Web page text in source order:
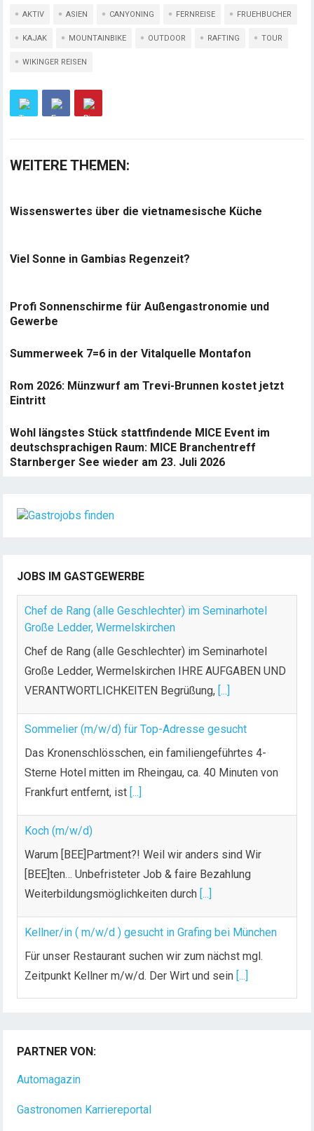
AKTIV ASIEN CANYONING FERNREISE FRUEHBUCHER
KAJAK MOUNTAINBIKE OUTDOOR RAFTING TOUR
WIKINGER REISEN
WEITERE THEMEN:
Wissenswertes über die vietnamesische Küche
Viel Sonne in Gambias Regenzeit?
Profi Sonnenschirme für Außengastronomie und
Gewerbe
Summerweek 7=6 in der Vitalquelle Montafon
Rom 2026: Münzwurf am Trevi-Brunnen kostet jetzt
Eintritt
Wohl längstes Stück stattfindende MICE Event im
deutschsprachigen Raum: MICE Branchentreff
Starnberger See wieder am 23. Juli 2026
JOBS IM GASTGEWERBE
Chef de Rang (alle Geschlechter) im Seminarhotel
Große Ledder, Wermelskirchen
Chef de Rang (alle Geschlechter) im Seminarhotel
Große Ledder, Wermelskirchen IHRE AUFGABEN UND
VERANTWORTLICHKEITEN Begrüßung, [...]
Sommelier (m/w/d) für Top-Adresse gesucht
Das Kronenschlösschen, ein familiengeführtes 4-
Sterne Hotel mitten im Rheingau, ca. 40 Minuten von
Frankfurt entfernt, ist [...]
Koch (m/w/d)
Warum [BEE]Partment?! Weil wir anders sind Wir
[BEE]ten… Unbefristeter Job & faire Bezahlung
Weiterbildungsmöglichkeiten durch [...]
Kellner/in ( m/w/d ) gesucht in Grafing bei München
Für unser Restaurant suchen wir zum nächst mgl.
Zeitpunkt Kellner m/w/d. Der Wirt und sein [...]
Dein Arbeitsplatz mit Urlaubsfeeling Chef de Rang
(m/w/d) Du bist Gastgeber aus Leidenschaft und
PARTNER VON:
Automagazin
Gastronomen Karriereportal